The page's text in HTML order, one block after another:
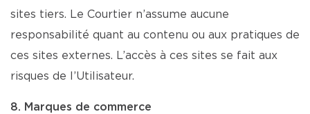
sites tiers. Le Courtier n’assume aucune
responsabilité quant au contenu ou aux pratiques de
ces sites externes. L’accès à ces sites se fait aux
risques de l’Utilisateur.
8. Marques de commerce